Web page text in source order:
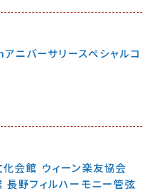
ニバーサリースペシャルコ
会館 ウィーン楽友協会
長野フィルハーモニー管弦